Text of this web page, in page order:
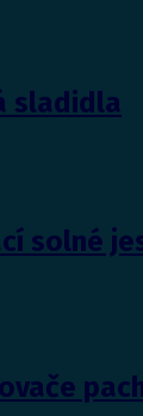
sladidla
solné